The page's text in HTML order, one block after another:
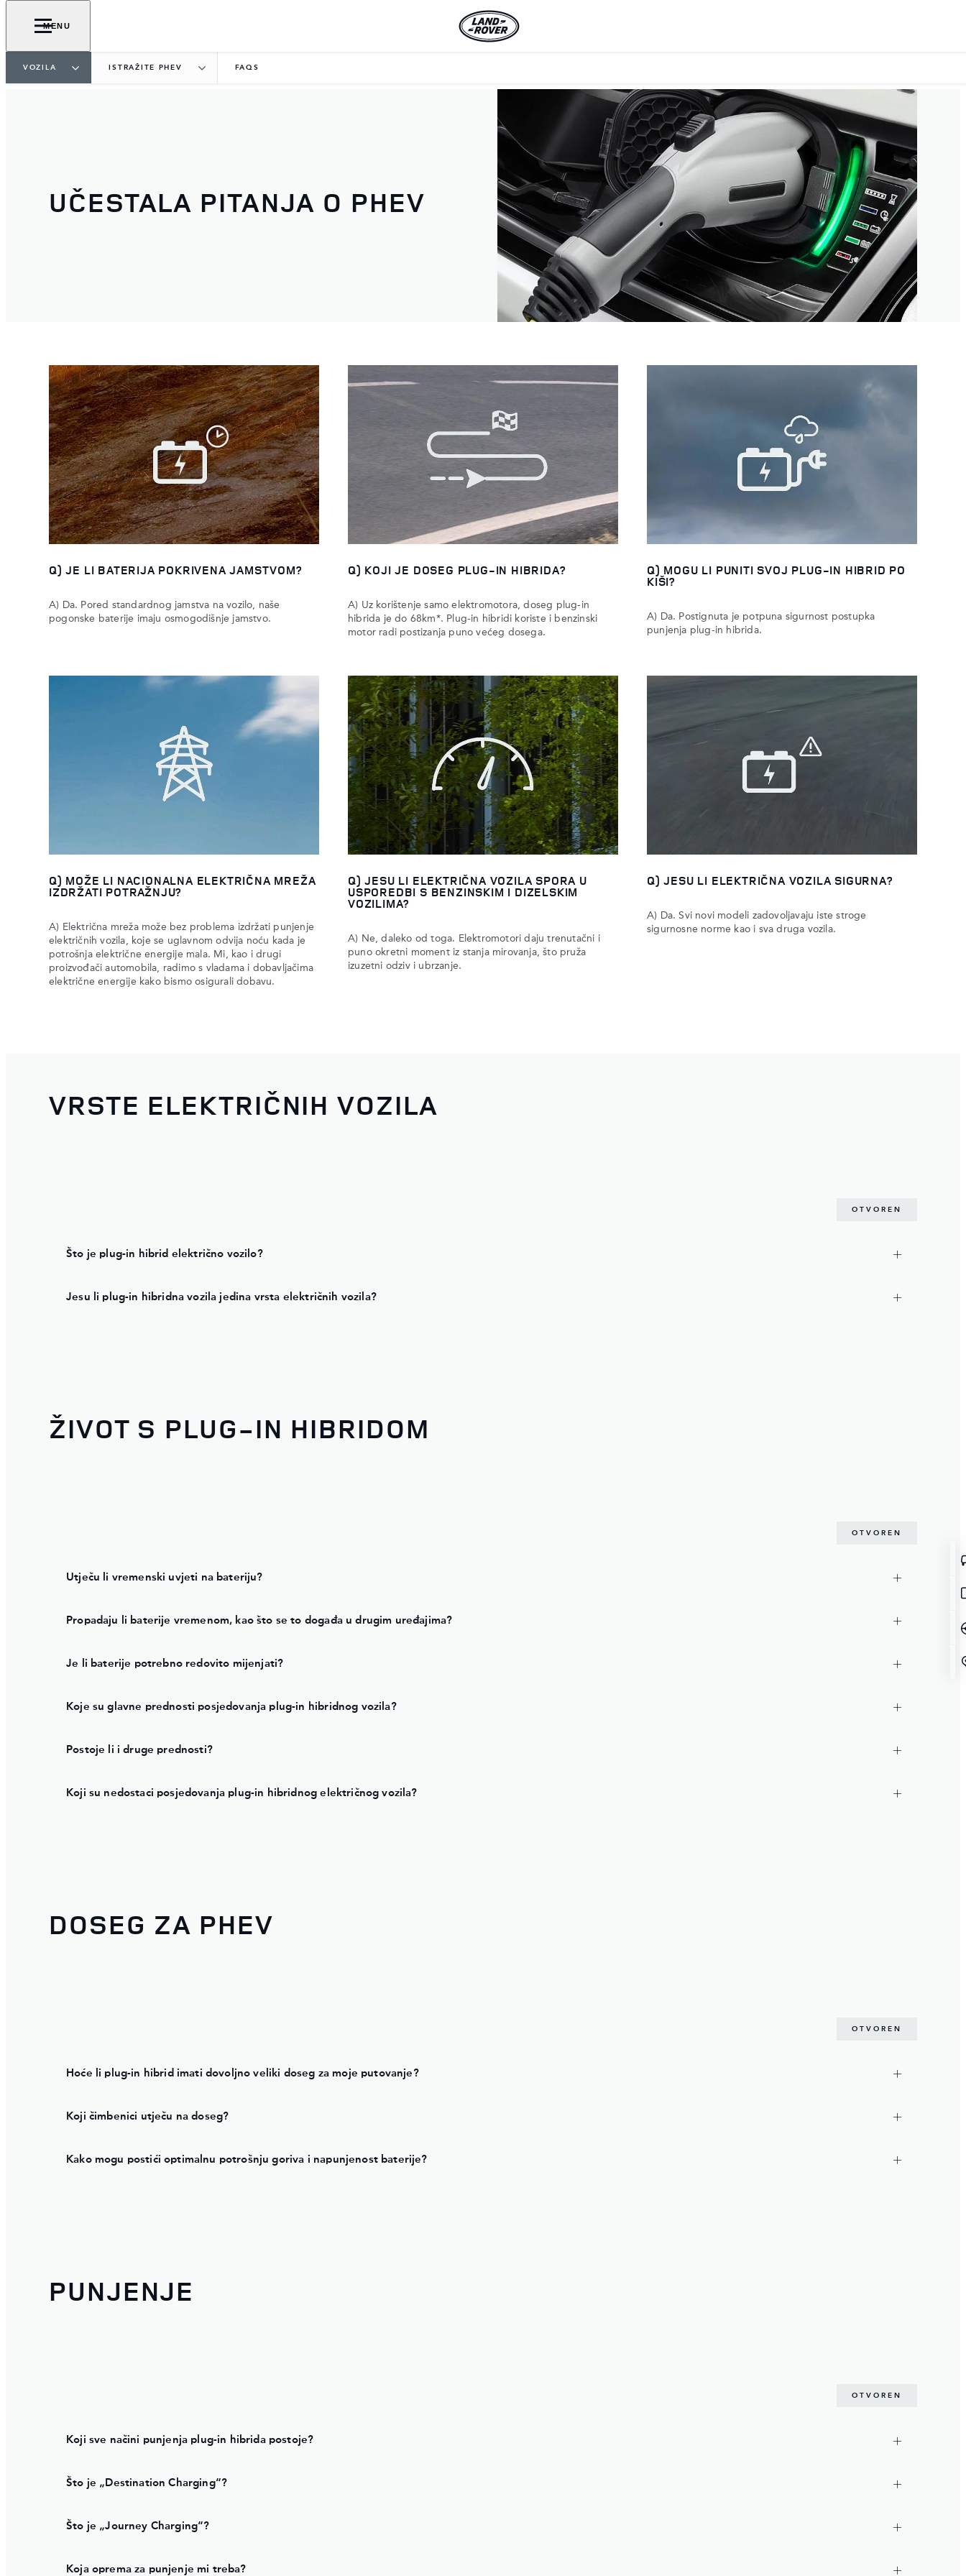
MENU
VOZILA ISTRAŽITE PHEV FAQS
UČESTALA PITANJA O PHEV
Q) JE LI BATERIJA POKRIVENA JAMSTVOM?
A) Da. Pored standardnog jamstva na vozilo, naše
pogonske baterije imaju osmogodišnje jamstvo.
Q) KOJI JE DOSEG PLUG-IN HIBRIDA?
A) Uz korištenje samo elektromotora, doseg plug-in
hibrida je do 68km*. Plug-in hibridi koriste i benzinski
motor radi postizanja puno većeg dosega.
Q) MOGU LI PUNITI SVOJ PLUG-IN HIBRID PO
KIŠI?
A) Da. Postignuta je potpuna sigurnost postupka
punjenja plug-in hibrida.
Q) MOŽE LI NACIONALNA ELEKTRIČNA MREŽA
IZDRŽATI POTRAŽNJU?
A) Električna mreža može bez problema izdržati punjenje
električnih vozila, koje se uglavnom odvija noću kada je
potrošnja električne energije mala. Mi, kao i drugi
proizvođači automobila, radimo s vladama i dobavljačima
električne energije kako bismo osigurali dobavu.
Q) JESU LI ELEKTRIČNA VOZILA SPORA U
USPOREDBI S BENZINSKIM I DIZELSKIM
VOZILIMA?
A) Ne, daleko od toga. Elektromotori daju trenutačni i
puno okretni moment iz stanja mirovanja, što pruža
izuzetni odziv i ubrzanje.
Q) JESU LI ELEKTRIČNA VOZILA SIGURNA?
A) Da. Svi novi modeli zadovoljavaju iste stroge
sigurnosne norme kao i sva druga vozila.
VRSTE ELEKTRIČNIH VOZILA
OTVOREN
Što je plug-in hibrid električno vozilo?
Jesu li plug-in hibridna vozila jedina vrsta električnih vozila?
ŽIVOT S PLUG-IN HIBRIDOM
OTVOREN
Utječu li vremenski uvjeti na bateriju?
Propadaju li baterije vremenom, kao što se to događa u drugim uređajima?
Je li baterije potrebno redovito mijenjati?
Koje su glavne prednosti posjedovanja plug-in hibridnog vozila?
Postoje li i druge prednosti?
Koji su nedostaci posjedovanja plug-in hibridnog električnog vozila?
DOSEG ZA PHEV
OTVOREN
Hoće li plug-in hibrid imati dovoljno veliki doseg za moje putovanje?
Koji čimbenici utječu na doseg?
Kako mogu postići optimalnu potrošnju goriva i napunjenost baterije?
PUNJENJE
OTVOREN
Koji sve načini punjenja plug-in hibrida postoje?
Što je „Destination Charging“?
Što je „Journey Charging“?
Koja oprema za punjenje mi treba?